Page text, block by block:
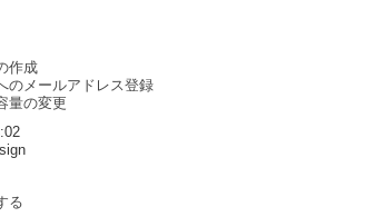
作成
のメールアドレス登録
量の変更
る